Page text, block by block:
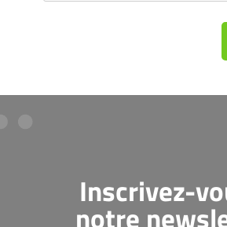
Inscrivez-
notre